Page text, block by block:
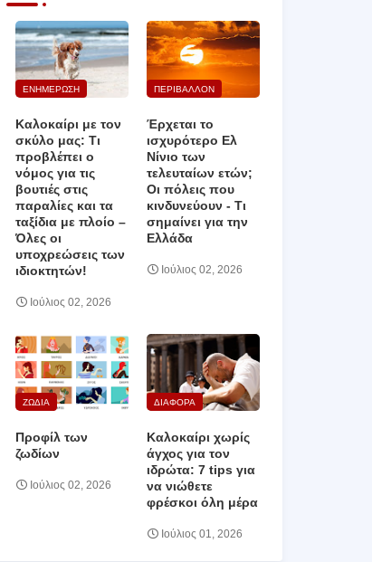
ΕΝΗΜΕΡΩΣΗ
Καλοκαίρι με τον
σκύλο μας: Τι
προβλέπει ο
νόμος για τις
βουτιές στις
παραλίες και τα
ταξίδια με πλοίο –
Όλες οι
υποχρεώσεις των
ιδιοκτητών!
Ιούλιος 02, 2026
ΠΕΡΙΒΑΛΛΟΝ
Έρχεται το
ισχυρότερο Ελ
Νίνιο των
τελευταίων ετών;
Οι πόλεις που
κινδυνεύουν ‑ Τι
σημαίνει για την
Ελλάδα
Ιούλιος 02, 2026
ΖΩΔΙΑ
Προφίλ των
ζωδίων
Ιούλιος 02, 2026
ΔΙΑΦΟΡΑ
Καλοκαίρι χωρίς
άγχος για τον
ιδρώτα: 7 tips για
να νιώθετε
φρέσκοι όλη μέρα
Ιούλιος 01, 2026